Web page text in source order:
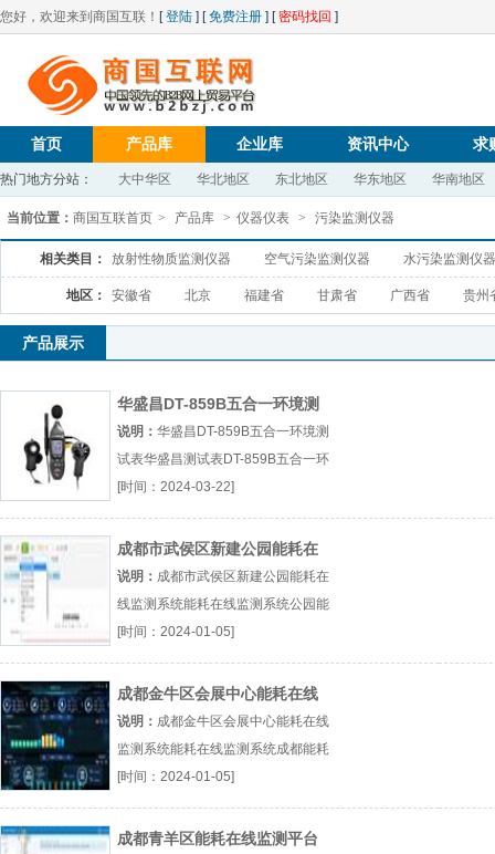
您好，欢迎来到商国互联！ [登陆 ] [免费注册 ] [密码找回 ]
首页 产品库 企业库 资讯中心 求
热门地方分站： 大中华区 华北地区 东北地区 华东地区 华南地区
当前位置： 商国互联首页 > 产品库 > 仪器仪表 > 污染监测仪器
相关类目： 放射性物质监测仪器 空气污染监测仪器 水污染监测仪器
地区： 安徽省 北京 福建省 甘肃省 广西省 贵州
产品展示
华盛昌DT-859B五合一环境测
试表
说明： 华盛昌DT-859B五合一环境测
试表华盛昌测试表DT-859B五合一环
境测试表厂（...『华盛昌测试表』
[时间：2024-03-22]
成都市武侯区新建公园能耗在
线监测系统
说明： 成都市武侯区新建公园能耗在
线监测系统能耗在线监测系统公园能
耗在线监测系统成都武侯区域厂（...
『能耗在线监测系统』
[时间：2024-01-05]
成都金牛区会展中心能耗在线
监测系统
说明： 成都金牛区会展中心能耗在线
监测系统能耗在线监测系统成都能耗
在线监测系统厂（...『能耗在线监测
系统』
[时间：2024-01-05]
成都青羊区能耗在线监测平台